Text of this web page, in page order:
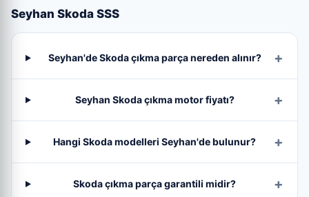
Seyhan Skoda SSS
Seyhan'de Skoda çıkma parça nereden alınır?
Seyhan Skoda çıkma motor fiyatı?
Hangi Skoda modelleri Seyhan'de bulunur?
Skoda çıkma parça garantili midir?